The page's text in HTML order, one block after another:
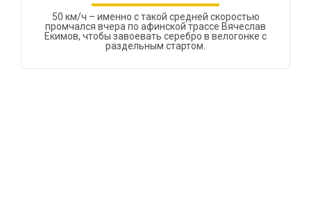
50 км/ч – именно с такой средней скоростью
промчался вчера по афинской трассе Вячеслав
Екимов, чтобы завоевать серебро в велогонке с
раздельным стартом.